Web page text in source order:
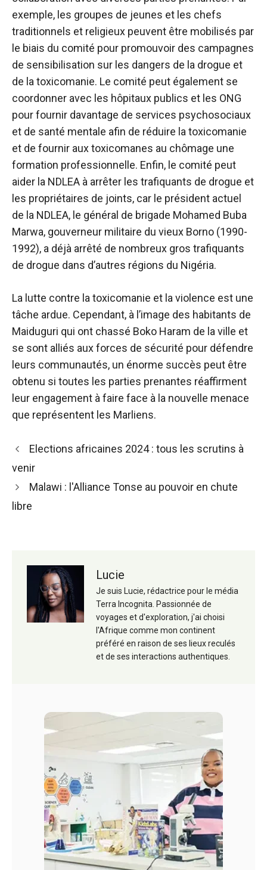
exemple, les groupes de jeunes et les chefs
traditionnels et religieux peuvent être mobilisés par
le biais du comité pour promouvoir des campagnes
de sensibilisation sur les dangers de la drogue et
de la toxicomanie. Le comité peut également se
coordonner avec les hôpitaux publics et les ONG
pour fournir davantage de services psychosociaux
et de santé mentale afin de réduire la toxicomanie
et de fournir aux toxicomanes au chômage une
formation professionnelle. Enfin, le comité peut
aider la NDLEA à arrêter les trafiquants de drogue et
les propriétaires de joints, car le président actuel
de la NDLEA, le général de brigade Mohamed Buba
Marwa, gouverneur militaire du vieux Borno (1990-
1992), a déjà arrêté de nombreux gros trafiquants
de drogue dans d’autres régions du Nigéria.
La lutte contre la toxicomanie et la violence est une
tâche ardue. Cependant, à l’image des habitants de
Maiduguri qui ont chassé Boko Haram de la ville et
se sont alliés aux forces de sécurité pour défendre
leurs communautés, un énorme succès peut être
obtenu si toutes les parties prenantes réaffirment
leur engagement à faire face à la nouvelle menace
que représentent les Marliens.
Navigation
des
articles
Elections africaines 2024 : tous les scrutins à
venir
Malawi : l'Alliance Tonse au pouvoir en chute
libre
Lucie
Je suis Lucie, rédactrice pour le média
Terra Incognita. Passionnée de
voyages et d'exploration, j'ai choisi
l'Afrique comme mon continent
préféré en raison de ses lieux reculés
et de ses interactions authentiques.